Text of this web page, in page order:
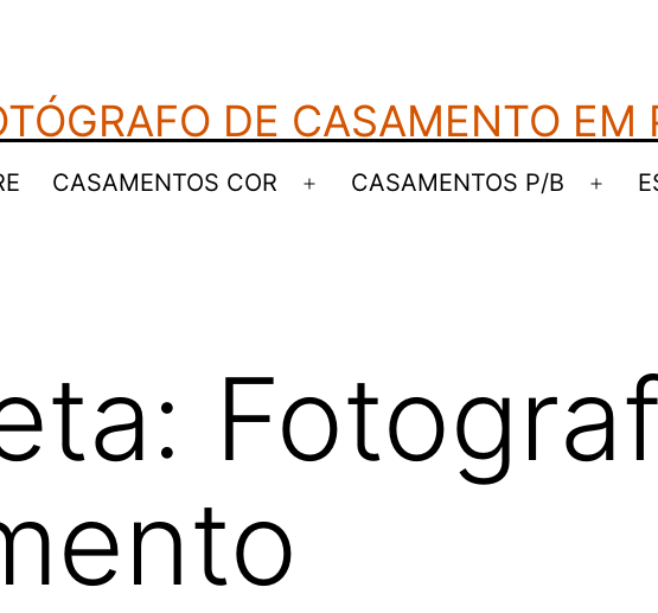
DE CASAMENTO EM
CASAMENTOS COR
Abrir
CASAMENTOS P/B
Abrir